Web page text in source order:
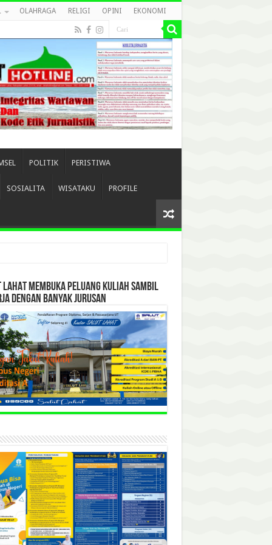
OLAHRAGA RELIGI OPINI EKONOMI
POLITIK PERISTIWA
SOSIALITA WISATAKU PROFILE
LAHAT MEMBUKA PELUANG KULIAH SAMBIL
DENGAN BANYAK JURUSAN